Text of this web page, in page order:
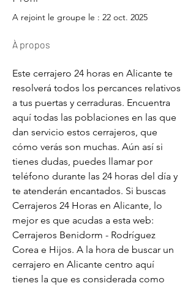
A rejoint le groupe le : 22 oct. 2025
À propos
Este cerrajero 24 horas en Alicante te
resolverá todos los percances relativos
a tus puertas y cerraduras. Encuentra
aquí todas las poblaciones en las que
dan servicio estos cerrajeros, que
cómo verás son muchas. Aún así si
tienes dudas, puedes llamar por
teléfono durante las 24 horas del día y
te atenderán encantados. Si buscas
Cerrajeros 24 Horas en Alicante, lo
mejor es que acudas a esta web:
Cerrajeros Benidorm - Rodríguez
Corea e Hijos. A la hora de buscar un
cerrajero en Alicante centro aquí
tienes la que es considerada como